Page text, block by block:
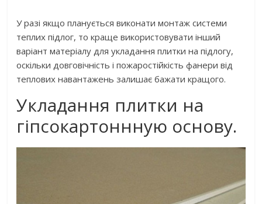
У разі якщо планується виконати монтаж системи
теплих підлог, то краще використовувати інший
варіант матеріалу для укладання плитки на підлогу,
оскільки довговічність і пожаростійкість фанери від
теплових навантажень залишає бажати кращого.
Укладання плитки на
гіпсокартоннную основу.